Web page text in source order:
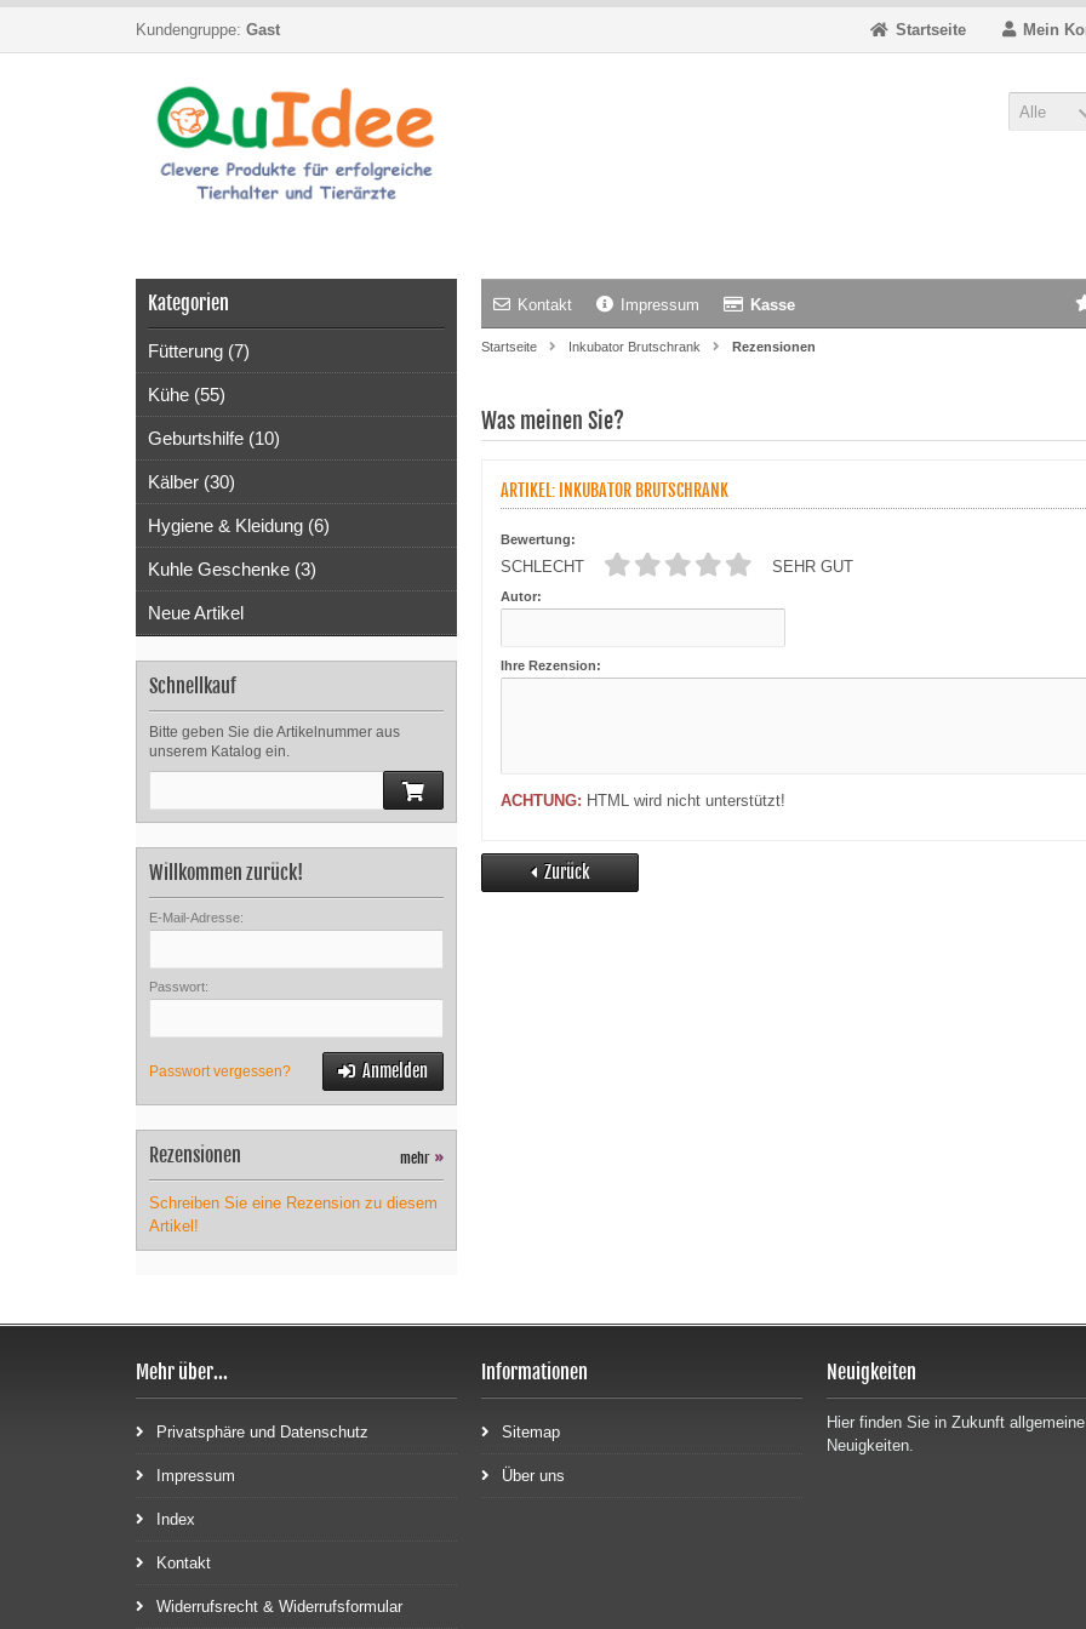
Kundengruppe: Gast Mein
Startseite
Alle
Kontakt Impressum Kasse
Startseite Inkubator Brutschrank Rezensionen
Was meinen Sie?
ARTIKEL: INKUBATOR BRUTSCHRANK
Bewertung:
SCHLECHT SEHR GUT
Autor:
Ihre Rezension:
ACHTUNG: HTML wird nicht unterstützt!
Zurück
Kategorien
Fütterung (7)
Kühe (55)
Geburtshilfe (10)
Kälber (30)
Hygiene & Kleidung (6)
Kuhle Geschenke (3)
Neue Artikel
Schnellkauf
Bitte geben Sie die Artikelnummer aus
unserem Katalog ein.
Willkommen zurück!
E-Mail-Adresse:
Passwort:
Passwort vergessen? Anmelden
Rezensionen mehr »
Schreiben Sie eine Rezension zu diesem
Artikel!
Mehr über...
Privatsphäre und Datenschutz
Impressum
Index
Kontakt
Widerrufsrecht & Widerrufsformular
Informationen
Sitemap
Über uns
Neuigkeiten
Hier finden Sie in Zukunft allgemeine
Neuigkeiten.